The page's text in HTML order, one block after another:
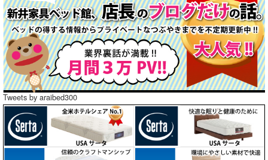
Tweets by araibed300